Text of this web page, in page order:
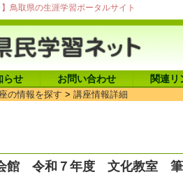
鳥取県の生涯学習ポータルサイト
らせ お問い合わせ 関連リ
の情報を探す > 講座情報詳細
館 令和７年度 文化教室 筆